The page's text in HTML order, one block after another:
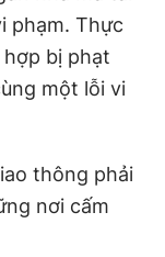
phạm. Thực
bị phạt
một lỗi vi
thông phải
nơi cấm